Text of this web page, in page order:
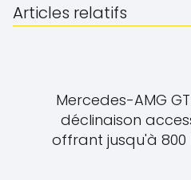
Articles relatifs
Mercedes-AMG
déclinaison
offrant jusqu'à